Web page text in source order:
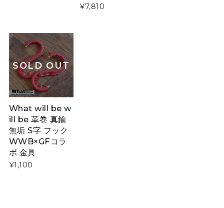
¥7,810
SOLD OUT
What will be w
ill be 革巻 真鍮
無垢 S字 フック
WWB×GFコラ
ボ 金具
¥1,100